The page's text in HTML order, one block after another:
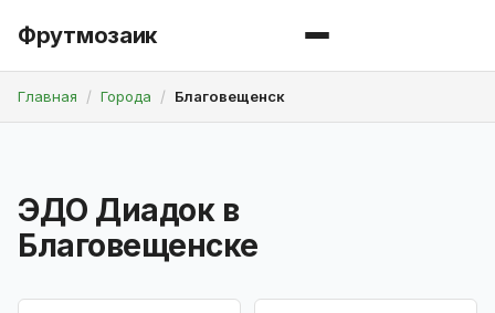
Фрутмозаик
Главная Города Благовещенск
ЭДО Диадок в
Благовещенске